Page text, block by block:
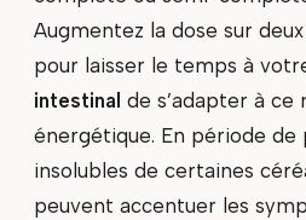
Augmentez la dose sur
pour laisser le temps à
intestinal de s’adapter à ce
énergétique. En période de
insolubles de certaines
peuvent accentuer les